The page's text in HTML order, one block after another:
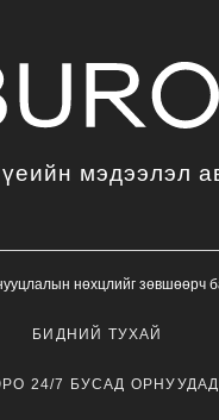
мэдээлэл
нөхцлийг зөвшөөрч
БИДНИЙ ТУХАЙ
24/7 БУСАД ОРНУУДАД